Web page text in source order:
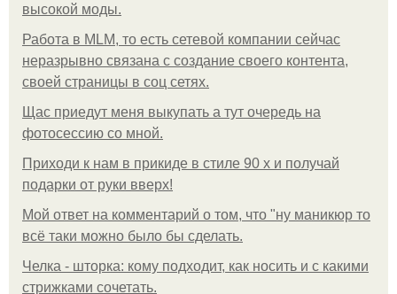
высокой моды.
Работа в MLM, то есть сетевой компании сейчас
неразрывно связана с создание своего контента,
своей страницы в соц сетях.
Щас приедут меня выкупать а тут очередь на
фотосессию со мной.
Приходи к нам в прикиде в стиле 90 х и получай
подарки от руки вверх!
Мой ответ на комментарий о том, что "ну маникюр то
всё таки можно было бы сделать.
Челка - шторка: кому подходит, как носить и с какими
стрижками сочетать.